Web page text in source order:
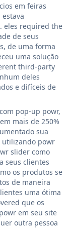
em feiras
eles required the
de seus
de uma forma
uma solução
third-party
deles
e difíceis de
pop-up powr,
mais de 250%
sua
utilizando powr
slider como
seus clientes
os produtos se
de maneira
uma ótima
que os
em seu site
outra pessoa